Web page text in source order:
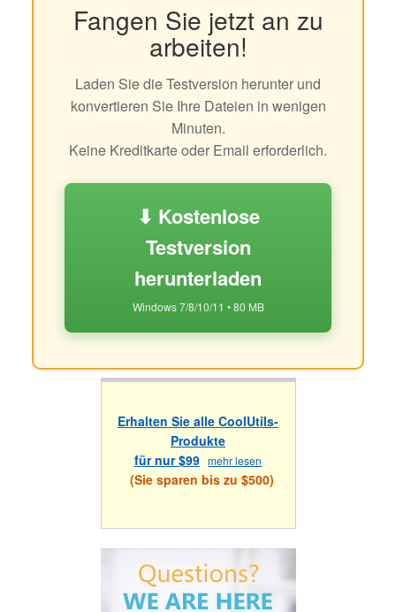
Fangen Sie jetzt an zu
arbeiten!
Laden Sie die Testversion herunter und
konvertieren Sie Ihre Dateien in wenigen
Minuten.
Keine Kreditkarte oder Email erforderlich.
⬇ Kostenlose
Testversion
herunterladen
Windows 7/8/10/11 • 80 MB
Erhalten Sie alle CoolUtils-
Produkte
für nur $99 mehr lesen
(Sie sparen bis zu $500)